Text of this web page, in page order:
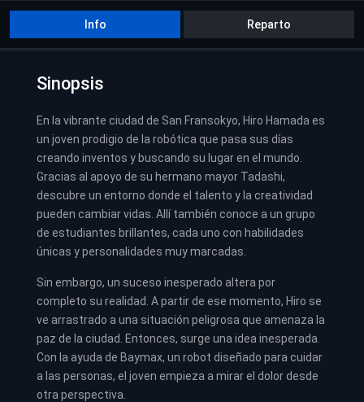
Info Reparto
Sinopsis
En la vibrante ciudad de San Fransokyo, Hiro Hamada es
un joven prodigio de la robótica que pasa sus días
creando inventos y buscando su lugar en el mundo.
Gracias al apoyo de su hermano mayor Tadashi,
descubre un entorno donde el talento y la creatividad
pueden cambiar vidas. Allí también conoce a un grupo
de estudiantes brillantes, cada uno con habilidades
únicas y personalidades muy marcadas.
Sin embargo, un suceso inesperado altera por
completo su realidad. A partir de ese momento, Hiro se
ve arrastrado a una situación peligrosa que amenaza la
paz de la ciudad. Entonces, surge una idea inesperada.
Con la ayuda de Baymax, un robot diseñado para cuidar
a las personas, el joven empieza a mirar el dolor desde
otra perspectiva.